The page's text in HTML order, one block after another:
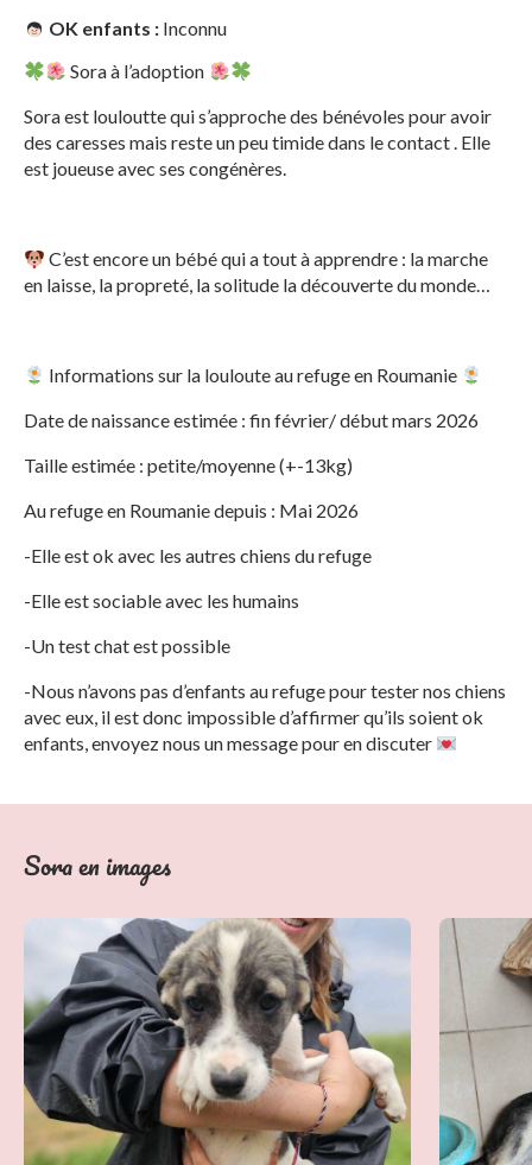
OK enfants : Inconnu
Sora à l’adoption
Sora est louloutte qui s’approche des bénévoles pour avoir
des caresses mais reste un peu timide dans le contact . Elle
est joueuse avec ses congénères.
C’est encore un bébé qui a tout à apprendre : la marche
en laisse, la propreté, la solitude la découverte du monde…
Informations sur la louloute au refuge en Roumanie
Date de naissance estimée : fin février/ début mars 2026
Taille estimée : petite/moyenne (+-13kg)
Au refuge en Roumanie depuis : Mai 2026
-Elle est ok avec les autres chiens du refuge
-Elle est sociable avec les humains
-Un test chat est possible
-Nous n’avons pas d’enfants au refuge pour tester nos chiens
avec eux, il est donc impossible d’affirmer qu’ils soient ok
enfants, envoyez nous un message pour en discuter
Sora en images